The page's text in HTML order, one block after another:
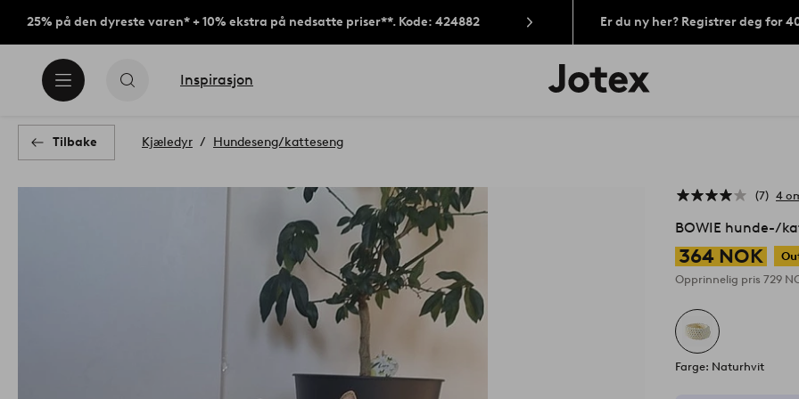
25% på den dyreste varen* + 10% ekstra på nedsatte priser**. Kode: 424882 Er du ny her? Registrer deg for
Inspirasjon
Jotex’
logo
Tilbake Kjæledyr Hundeseng/katteseng
7 4
BOWIE hunde-/
364 NOK
Opprinnelig pris729
Farge: Naturhvit